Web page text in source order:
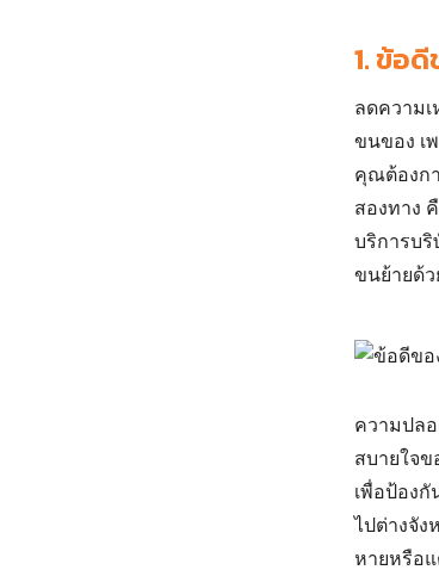
1.ข้อดี
ลดความ
ขนของ เ
คุณต้องกา
สองทาง
บริการบ
ขนย้ายด้
ความปล
สบายใจ
เพื่อป้อง
ไปต่างจัง
หายหรือแ